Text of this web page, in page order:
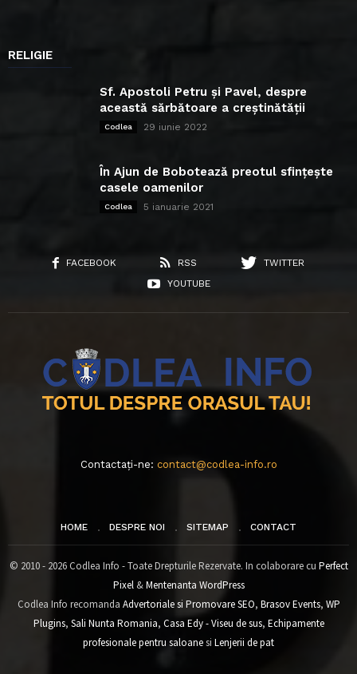
RELIGIE
Sf. Apostoli Petru și Pavel, despre
această sărbătoare a creștinătății
Codlea 29 iunie 2022
În Ajun de Bobotează preotul sfințește
casele oamenilor
Codlea 5 ianuarie 2021
FACEBOOK RSS
TWITTER
YOUTUBE
Contactați-ne: contact@codlea-info.ro
HOME DESPRE NOI SITEMAP CONTACT
© 2010 - 2026 Codlea Info - Toate Drepturile Rezervate. In colaborare cu Perfect
Pixel&Mentenanta WordPress
Codlea Info recomanda Advertoriale si Promovare SEO, Brasov Events, WP
Plugins, Sali Nunta Romania, Casa Edy - Viseu de sus, Echipamente
profesionale pentru saloanesi Lenjerii de pat